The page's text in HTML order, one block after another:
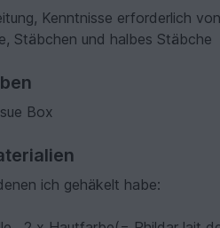
Kenntnisse erforderlich
Stäbchen und halbes Stäbche
Box
ich gehäkelt habe: